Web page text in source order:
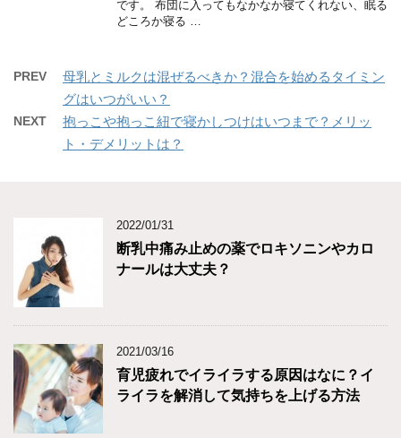
です。 布団に入ってもなかなか寝てくれない、眠る
どころか寝る …
PREV
母乳とミルクは混ぜるべきか？混合を始めるタイミン
グはいつがいい？
NEXT
抱っこや抱っこ紐で寝かしつけはいつまで？メリッ
ト・デメリットは？
2022/01/31
断乳中痛み止めの薬でロキソニンやカロ
ナールは大丈夫？
2021/03/16
育児疲れでイライラする原因はなに？イ
ライラを解消して気持ちを上げる方法